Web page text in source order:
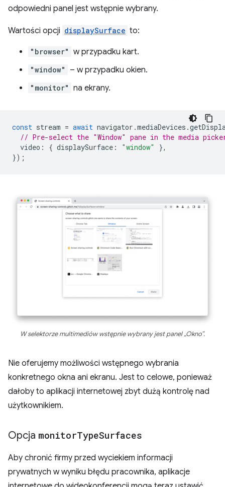
odpowiedni panel jest wstępnie wybrany.
Wartości opcji displaySurface to:
"browser" w przypadku kart.
"window" – w przypadku okien.
"monitor" na ekrany.
const stream = await navigator .mediaDevices .
// Pre-select the "Window" pane in the media
video : { displaySurface : "window"
},
});
W selektorze multimediów wstępnie wybrany jest panel „Okno”.
Nie oferujemy możliwości wstępnego wybrania
konkretnego okna ani ekranu. Jest to celowe, ponieważ
dałoby to aplikacji internetowej zbyt dużą kontrolę nad
użytkownikiem.
Opcja monitorTypeSurfaces
Aby chronić firmy przed wyciekiem informacji
prywatnych w wyniku błędu pracownika, aplikacje